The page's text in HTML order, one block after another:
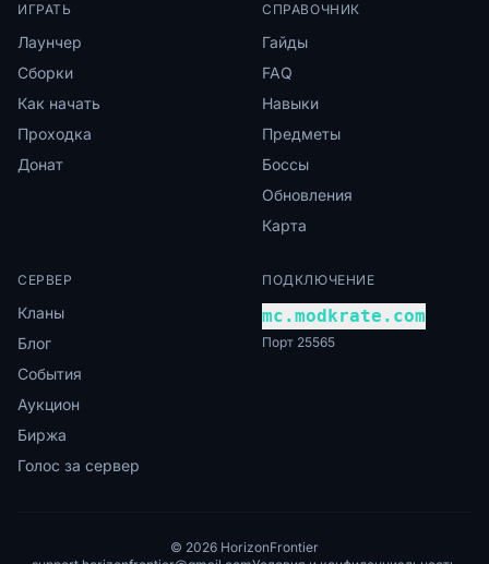
ИГРАТЬ
Лаунчер
Сборки
Как начать
Проходка
Донат
СПРАВОЧНИК
Гайды
FAQ
Навыки
Предметы
Боссы
Обновления
Карта
СЕРВЕР
Кланы
Блог
События
Аукцион
Биржа
Голос за сервер
ПОДКЛЮЧЕНИЕ
mc.modkrate.com
Порт 25565
© 2026 HorizonFrontier